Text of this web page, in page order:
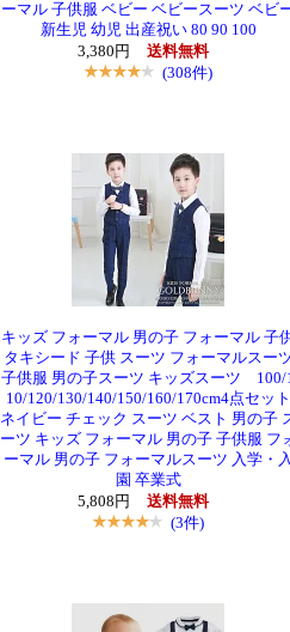
ーマル 子供服 ベビー ベビースーツ ベビ
新生児 幼児 出産祝い 80 90 100
3,380円
送料無料
(308件)
キッズ フォーマル 男の子 フォーマル 子
タキシード 子供 スーツ フォーマルスー
子供服 男の子スーツ キッズスーツ 100/
10/120/130/140/150/160/170cm4点セット
ネイビー チェック スーツ ベスト 男の子
ーツ キッズ フォーマル 男の子 子供服 フ
ーマル 男の子 フォーマルスーツ 入学・入
園 卒業式
5,808円
送料無料
(3件)